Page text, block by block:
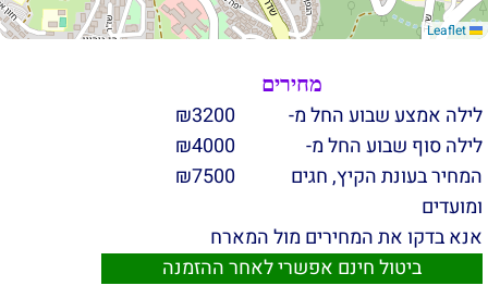
מחירים
לילה אמצע שבוע החל מ- 3200
₪
לילה סוף שבוע החל מ-
4000
₪
המחיר בעונת הקיץ, חגים
ומועדים
7500
₪
אנא בדקו את המחירים מול המארח
ביטול חינם אפשרי לאחר ההזמנה